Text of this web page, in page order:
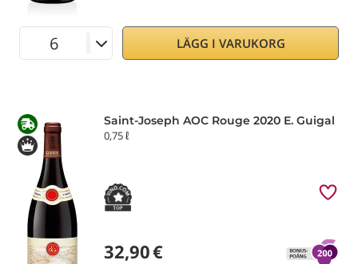
LÄGG I VARUKORG
Saint-Joseph AOC Rouge 2020 E. Guigal
0,75 ℓ
32,90€